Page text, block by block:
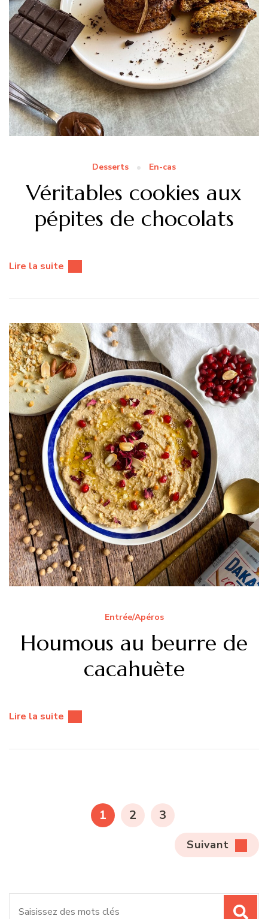
Desserts En-cas
Véritables cookies aux
pépites de chocolats
Lire la suite
Entrée/Apéros
Houmous au beurre de
cacahuète
Lire la suite
publicationsPAGE
1 PAGE
2 PAGE
3
Suivant